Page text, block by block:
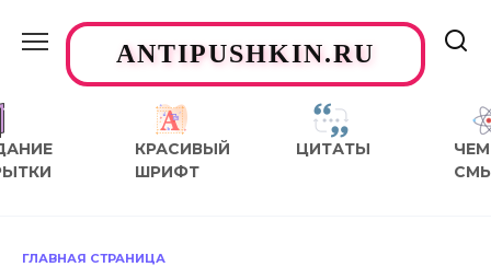
содержаниюANTIPUSHKIN.RU
КРАСИВЫЙ
ШРИФТ
ЦИТАТЫ
ЧЕМ
ГЛАВНАЯ СТРАНИЦА